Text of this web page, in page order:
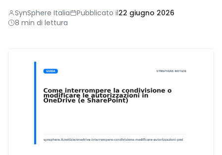
SynSphere Italia Pubblicato il22 giugno 2026
8 min di lettura